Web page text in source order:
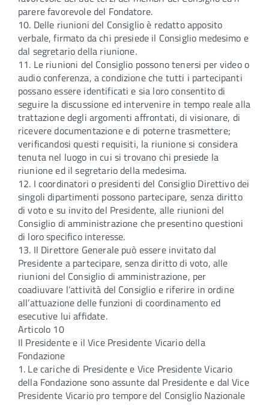
parere favorevole del Fondatore.
10. Delle riunioni del Consiglio è redatto apposito
verbale, firmato da chi presiede il Consiglio medesimo e
dal segretario della riunione.
11. Le riunioni del Consiglio possono tenersi per video o
audio conferenza, a condizione che tutti i partecipanti
possano essere identificati e sia loro consentito di
seguire la discussione ed intervenire in tempo reale alla
trattazione degli argomenti affrontati, di visionare, di
ricevere documentazione e di poterne trasmettere;
verificandosi questi requisiti, la riunione si considera
tenuta nel luogo in cui si trovano chi presiede la
riunione ed il segretario della medesima.
12. I coordinatori o presidenti del Consiglio Direttivo dei
singoli dipartimenti possono partecipare, senza diritto
di voto e su invito del Presidente, alle riunioni del
Consiglio di amministrazione che presentino questioni
di loro specifico interesse.
13. Il Direttore Generale può essere invitato dal
Presidente a partecipare, senza diritto di voto, alle
riunioni del Consiglio di amministrazione, per
coadiuvare l’attività del Consiglio e riferire in ordine
all’attuazione delle funzioni di coordinamento ed
esecutive lui affidate.
Articolo 10
Il Presidente e il Vice Presidente Vicario della
Fondazione
1. Le cariche di Presidente e Vice Presidente Vicario
della Fondazione sono assunte dal Presidente e dal Vice
Presidente Vicario pro tempore del Consiglio Nazionale